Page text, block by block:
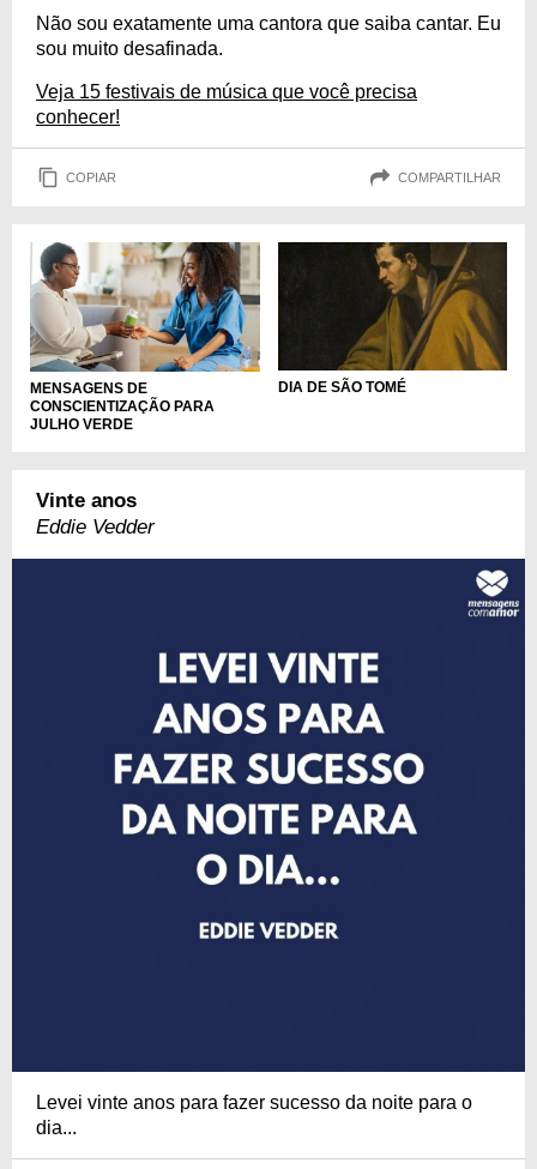
Não sou exatamente uma cantora que saiba cantar. Eu
sou muito desafinada.
Veja 15 festivais de música que você precisa
conhecer!
COPIAR COMPARTILHAR
MENSAGENS DE
CONSCIENTIZAÇÃO PARA
JULHO VERDE
DIA DE SÃO TOMÉ
Vinte anos
Eddie Vedder
Levei vinte anos para fazer sucesso da noite para o
dia...